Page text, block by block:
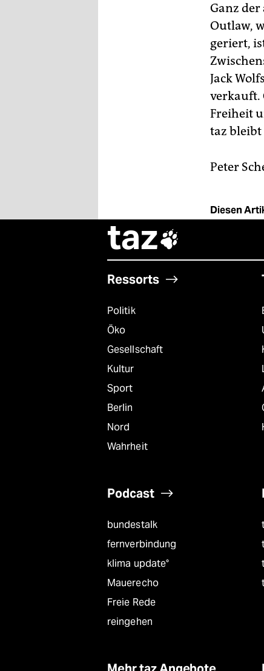
Ganz
Outlaw,
geriert,
Jack
verkauft.
Freiheit
taz bleibt
Peter
Diesen
taz
Ressorts
Politik
Öko
Gesellschaft
Kultur
Sport
Berlin
Nord
Wahrheit
Podcast
bundestalk
fernverbindung
klima update°
Mauerecho
Freie Rede
reingehen